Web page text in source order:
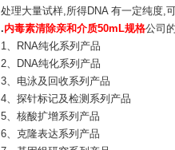
处理大量试样,所得DNA 有一定纯度,
.内毒素清除亲和介质50mL规格公司
1、RNA纯化系列产品
2、DNA纯化系列产品
3、电泳及回收系列产品
4、探针标记及检测系列产品
5、核酸扩增系列产品
6、克隆表达系列产品